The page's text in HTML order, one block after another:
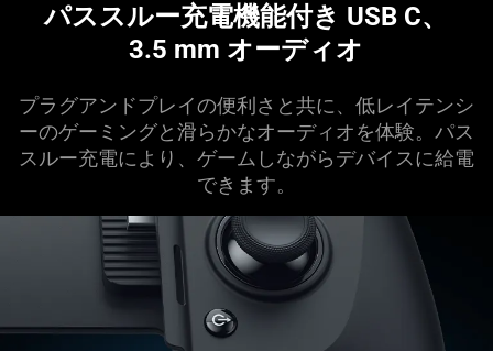
パススルー充電機能付き USB C、
3.5 mm オーディオ
プラグアンドプレイの便利さと共に、低レイテンシ
ーのゲーミングと滑らかなオーディオを体験。パス
スルー充電により、ゲームしながらデバイスに給電
でき ます。